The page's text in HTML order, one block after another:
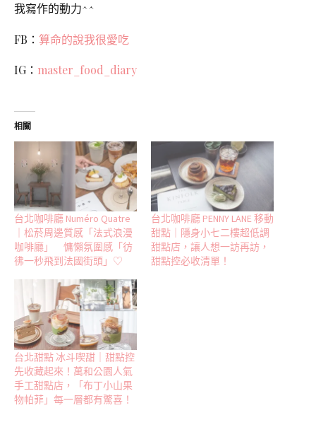
我寫作的動力^^
FB： 算命的說我很愛吃
IG： master_food_diary
相關
台北咖啡廳 Numéro Quatre
｜松菸周邊質感「法式浪漫
咖啡廳」 慵懶氛圍感「彷
彿一秒飛到法國街頭」♡
台北咖啡廳 PENNY LANE 移動
甜點｜隱身小七二樓超低調
甜點店，讓人想一訪再訪，
甜點控必收清單！
台北甜點 冰斗喫甜｜甜點控
先收藏起來！萬和公園人氣
手工甜點店，「布丁小山果
物帕菲」每一層都有驚喜！